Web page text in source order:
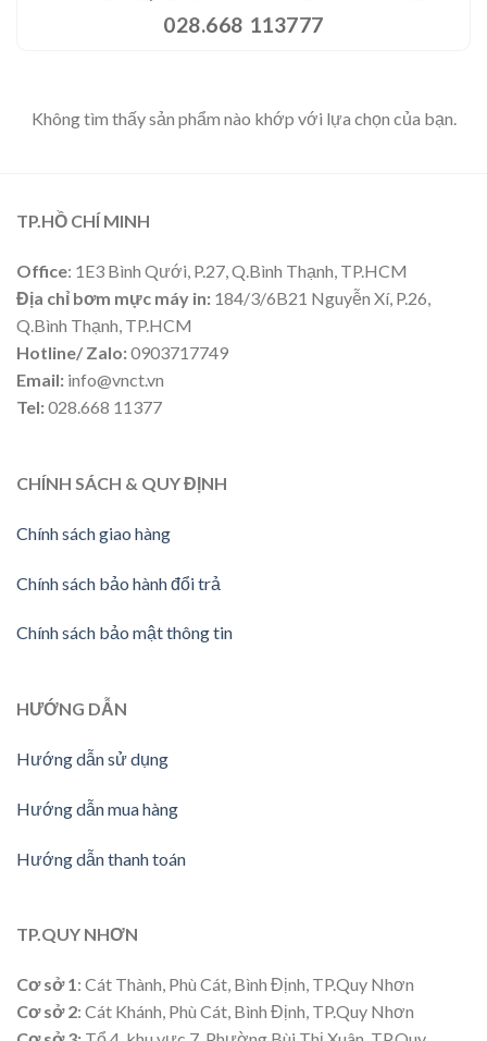
028.668 113777
Không tìm thấy sản phẩm nào khớp với lựa chọn của bạn.
TP.HỒ CHÍ MINH
Office: 1E3 Bình Qưới, P.27, Q.Bình Thạnh, TP.HCM
Địa chỉ bơm mực máy in: 184/3/6B21 Nguyễn Xí, P.26,
Q.Bình Thạnh, TP.HCM
Hotline/ Zalo:0903717749
Email: info@vnct.vn
Tel:028.668 11377
CHÍNH SÁCH & QUY ĐỊNH
Chính sách giao hàng
Chính sách bảo hành đổi trả
Chính sách bảo mật thông tin
HƯỚNG DẪN
Hướng dẫn sử dụng
Hướng dẫn mua hàng
Hướng dẫn thanh toán
TP.QUY NHƠN
Cơ sở 1: Cát Thành, Phù Cát, Bình Định, TP.Quy Nhơn
Cơ sở 2: Cát Khánh, Phù Cát, Bình Định, TP.Quy Nhơn